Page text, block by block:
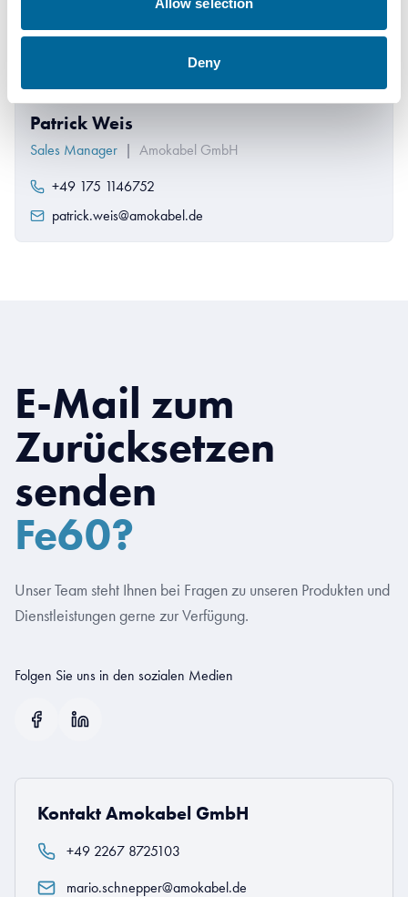
Deny
Patrick Weis
Sales Manager | Amokabel GmbH
+49 175 1146752
patrick.weis@amokabel.de
E-Mail zum
Zurücksetzen
senden
Fe60?
Unser Team steht Ihnen bei Fragen zu unseren Produkten und
Dienstleistungen gerne zur Verfügung.
Folgen Sie uns in den sozialen Medien
Kontakt Amokabel GmbH
+49 2267 8725103
mario.schnepper@amokabel.de